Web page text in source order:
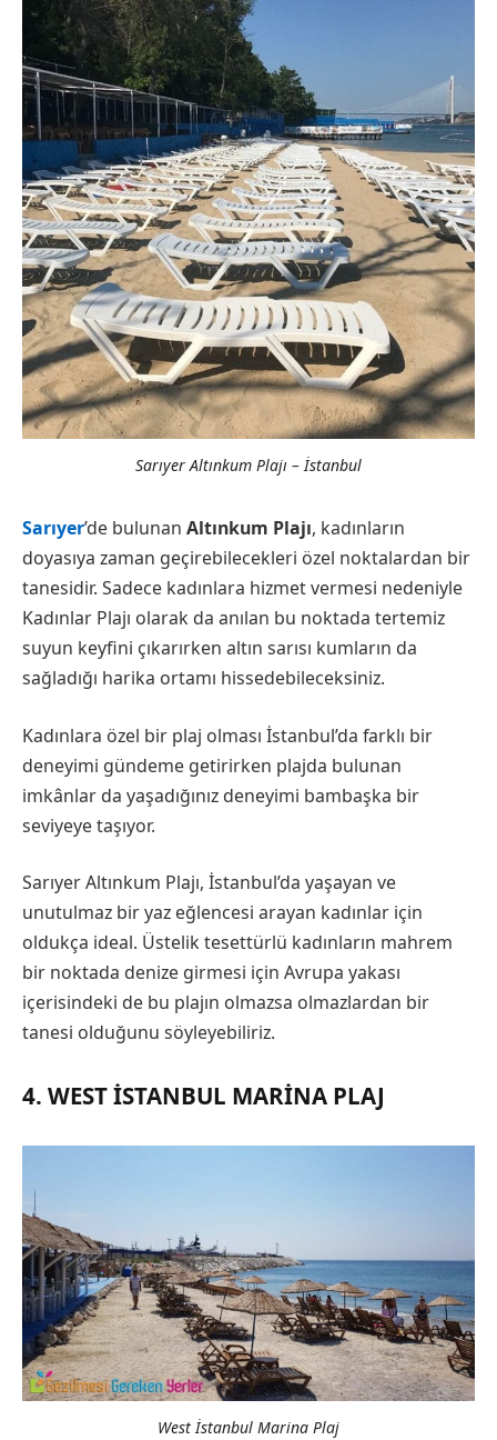
Sarıyer Altınkum Plajı – İstanbul
Sarıyer’de bulunan Altınkum Plajı, kadınların
doyasıya zaman geçirebilecekleri özel noktalardan bir
tanesidir. Sadece kadınlara hizmet vermesi nedeniyle
Kadınlar Plajı olarak da anılan bu noktada tertemiz
suyun keyfini çıkarırken altın sarısı kumların da
sağladığı harika ortamı hissedebileceksiniz.
Kadınlara özel bir plaj olması İstanbul’da farklı bir
deneyimi gündeme getirirken plajda bulunan
imkânlar da yaşadığınız deneyimi bambaşka bir
seviyeye taşıyor.
Sarıyer Altınkum Plajı, İstanbul’da yaşayan ve
unutulmaz bir yaz eğlencesi arayan kadınlar için
oldukça ideal. Üstelik tesettürlü kadınların mahrem
bir noktada denize girmesi için Avrupa yakası
içerisindeki de bu plajın olmazsa olmazlardan bir
tanesi olduğunu söyleyebiliriz.
4. WEST İSTANBUL MARINA PLAJ
West İstanbul Marina Plaj